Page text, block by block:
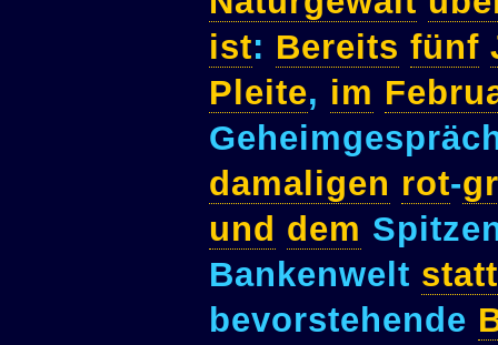
ist: Bereits fünf
Pleite, im
damaligen rot-
und dem
Bankenwelt statt
bevorstehende